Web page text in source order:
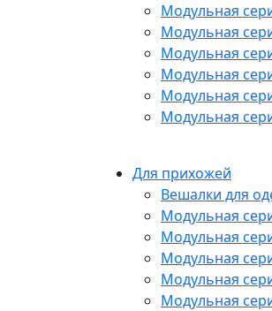
Модульная
Модульная
Модульная
Модульная
Модульная
Модульная
Для прихожей
Вешалки для
Модульная
Модульная
Модульная
Модульная
Модульная